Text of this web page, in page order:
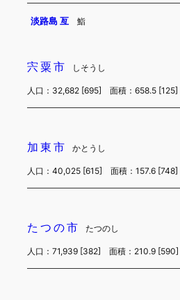
淡路島 亙 鮨
宍粟市 しそうし
人口：32,682 [695] 面積：658.5
加東市 かとうし
人口：40,025 [615] 面積：157.6
たつの市 たつのし
人口：71,939 [382] 面積：210.9